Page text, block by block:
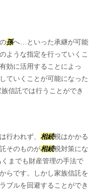
孫へ…といった承継が可能
ような指定を行っていくこ
効に活用することによっ
ていくことが可能になった
信託では行うことができ
行われず、 相続税はかかる
そのものが相続税対策にな
までも財産管理の手法で
らです。しかし家族信託を
ブルを回避することができ